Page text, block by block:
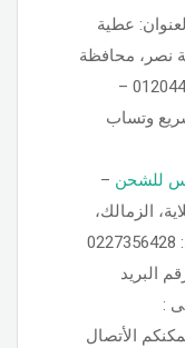
عطية
نصر، محافظة
القاهرة‬ – الهاتف الشركة: 01204444988 –
السريع وتساب
للشحن –
الجبلاية، الزمالك،
البريد
:
يمكنكم الأتصال